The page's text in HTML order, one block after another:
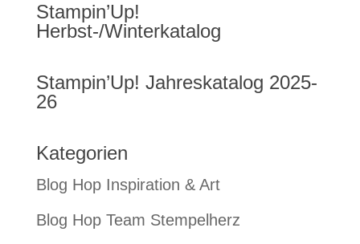
Stampin’Up!
Herbst-/Winterkatalog
Stampin’Up! Jahreskatalog 2025-
26
Kategorien
Blog Hop Inspiration & Art
Blog Hop Team Stempelherz